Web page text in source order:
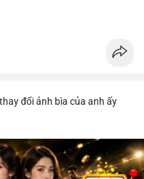
đổi ảnh bìa của anh ấy